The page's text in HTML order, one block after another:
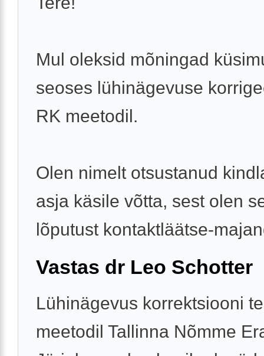
Mul oleksid mõningad
seoses lühinägevuse
RK meetodil.
Olen nimelt otsustanud
asja käsile võtta, sest olen
lõputust kontaktläätse-
Vastas dr Leo Schotter
Lühinägevus korrektsiooni
meetodil Tallinna Nõmme